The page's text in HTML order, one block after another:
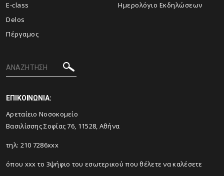
E-class
Delos
Πέργαμος
Ημερολόγιο Εκδηλώσεων
ΕΠΙΚΟΙΝΩΝΙΑ:
Αρεταίειο Νοσοκομείο
Βασιλίσσης Σοφίας 76, 11528, Αθήνα
τηλ: 210 7286xxx
όπου xxx το 3ψήφιο του εσωτερικού που θέλετε να καλέσετε